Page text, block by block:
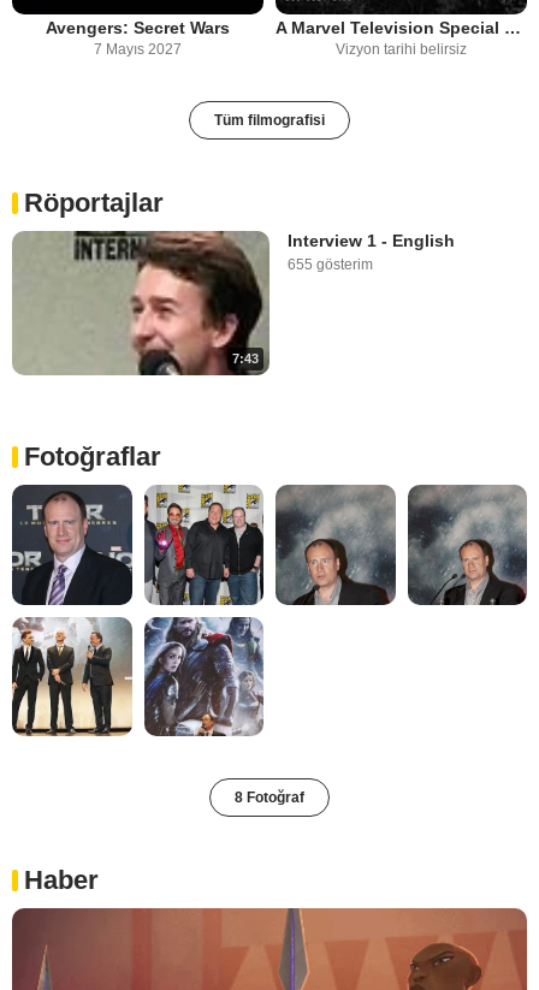
Avengers: Secret Wars
7 Mayıs 2027
A Marvel Television Special Presentation: The Punisher: One Last Kill
Vizyon tarihi belirsiz
Tüm filmografisi
Röportajlar
7:43
Interview 1 - English
655 gösterim
Fotoğraflar
8 Fotoğraf
Haber